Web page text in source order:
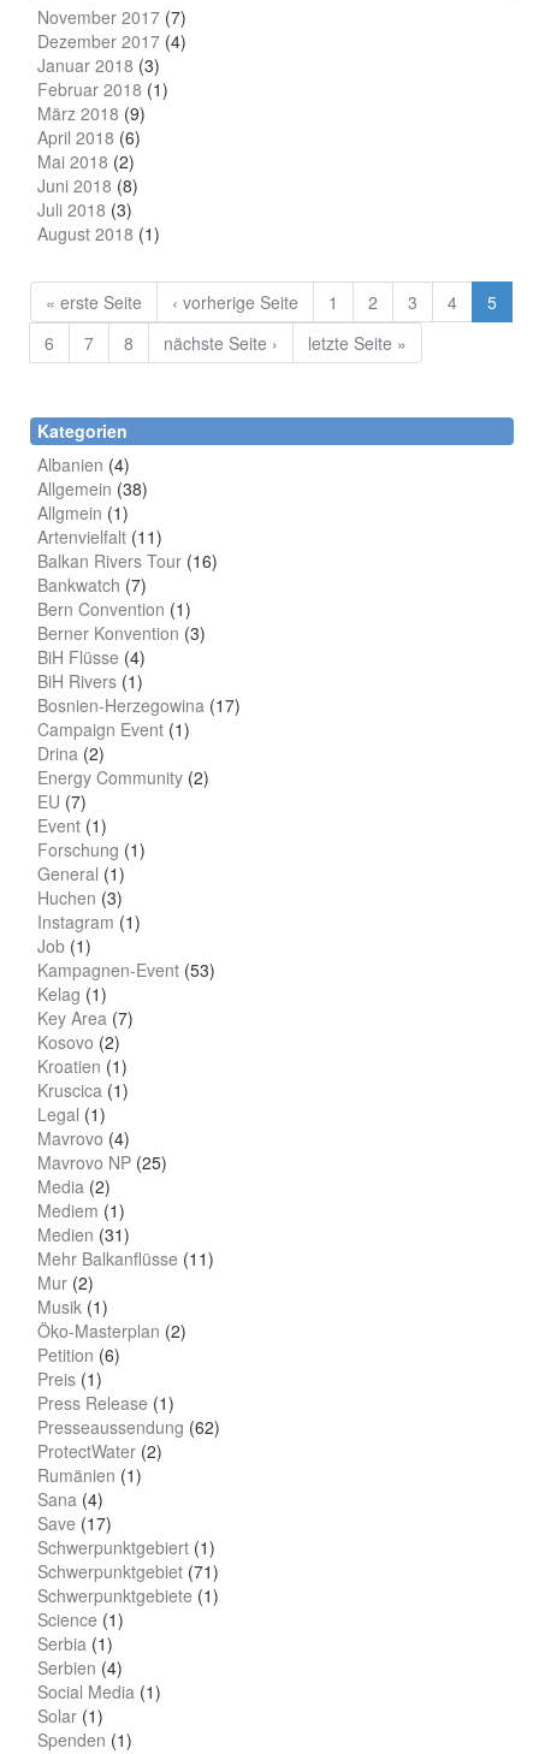
November 2017 (7)
Dezember 2017 (4)
Januar 2018 (3)
Februar 2018 (1)
März 2018 (9)
April 2018 (6)
Mai 2018 (2)
Juni 2018 (8)
Juli 2018 (3)
August 2018 (1)
« erste Seite ‹ vorherige Seite 1 2 3 4
5
6
7 8 nächste Seite › letzte Seite »
Kategorien
Albanien (4)
Allgemein (38)
Allgmein (1)
Artenvielfalt (11)
Balkan Rivers Tour (16)
Bankwatch (7)
Bern Convention (1)
Berner Konvention (3)
BiH Flüsse (4)
BiH Rivers (1)
Bosnien-Herzegowina (17)
Campaign Event (1)
Drina (2)
Energy Community (2)
EU (7)
Event (1)
Forschung (1)
General (1)
Huchen (3)
Instagram (1)
Job (1)
Kampagnen-Event (53)
Kelag (1)
Key Area (7)
Kosovo (2)
Kroatien (1)
Kruscica (1)
Legal (1)
Mavrovo (4)
Mavrovo NP (25)
Media (2)
Mediem (1)
Medien (31)
Mehr Balkanflüsse (11)
Mur (2)
Musik (1)
Öko-Masterplan (2)
Petition (6)
Preis (1)
Press Release (1)
Presseaussendung (62)
ProtectWater (2)
Rumänien (1)
Sana (4)
Save (17)
Schwerpunktgebiert (1)
Schwerpunktgebiet (71)
Schwerpunktgebiete (1)
Science (1)
Serbia (1)
Serbien (4)
Social Media (1)
Solar (1)
Spenden (1)